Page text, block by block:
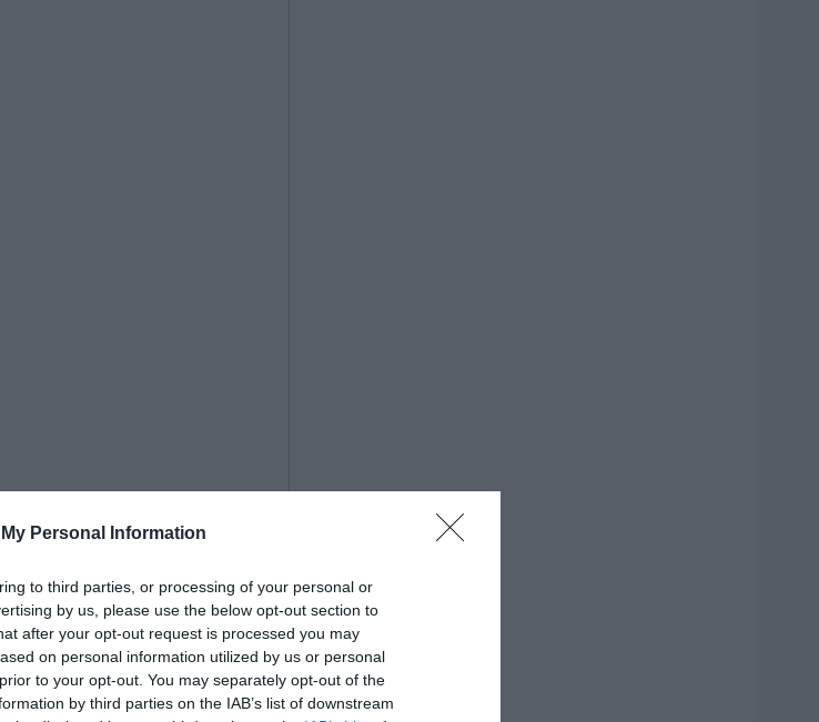
Personal Information
to third parties, or processing of your personal or
by us, please use the below opt-out section to
after your opt-out request is processed you may
on personal information utilized by us or personal
to your opt-out. You may separately opt-out of the
by third parties on the IAB’s list of downstream